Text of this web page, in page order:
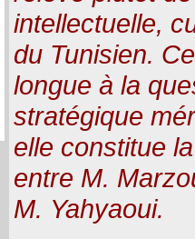
intellectuelle,
du Tunisien.
longue à la
stratégique
elle constitue
entre M.
M. Yahyaoui.